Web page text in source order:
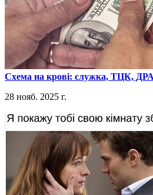
​Схема на крові: служка, ТЦК,
28 нояб. 2025 г.